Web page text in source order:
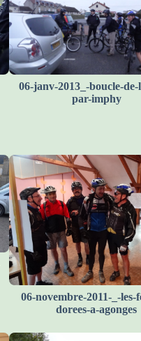
06-janv-2013_-boucle-
par-imphy
06-novembre-2011-_-les-
dorees-a-agonges